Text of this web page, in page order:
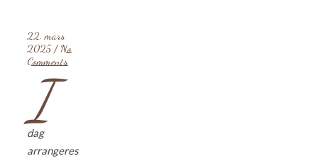
22. mars
2025 / No
Comments
I
dag
arrangeres